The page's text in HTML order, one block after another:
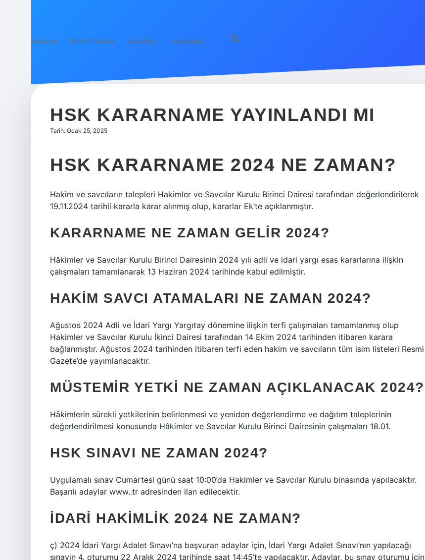
Anasayfa Gizlilik Politikası Yasal Uyarı Hakkımızda
HSK KARARNAME YAYINLANDI MI
Tarih: Ocak 25, 2025
HSK KARARNAME 2024 NE ZAMAN?
Hakim ve savcıların talepleri Hakimler ve Savcılar Kurulu Birinci Dairesi tarafından değerlendirilerek
19.11.2024 tarihli kararla karar alınmış olup, kararlar Ek’te açıklanmıştır.
KARARNAME NE ZAMAN GELIR 2024?
Hâkimler ve Savcılar Kurulu Birinci Dairesinin 2024 yılı adli ve idari yargı esas kararlarına ilişkin
çalışmaları tamamlanarak 13 Haziran 2024 tarihinde kabul edilmiştir.
HAKIM SAVCI ATAMALARI NE ZAMAN 2024?
Ağustos 2024 Adli ve İdari Yargı Yargıtay dönemine ilişkin terfi çalışmaları tamamlanmış olup
Hakimler ve Savcılar Kurulu İkinci Dairesi tarafından 14 Ekim 2024 tarihinden itibaren karara
bağlanmıştır. Ağustos 2024 tarihinden itibaren terfi eden hakim ve savcıların tüm isim listeleri Resmi
Gazete’de yayımlanacaktır.
MÜSTEMIR YETKI NE ZAMAN AÇIKLANACAK 2024?
Hâkimlerin sürekli yetkilerinin belirlenmesi ve yeniden değerlendirme ve dağıtım taleplerinin
değerlendirilmesi konusunda Hâkimler ve Savcılar Kurulu Birinci Dairesinin çalışmaları 18.01.
HSK SINAVI NE ZAMAN 2024?
Uygulamalı sınav Cumartesi günü saat 10:00’da Hakimler ve Savcılar Kurulu binasında yapılacaktır.
Başarılı adaylar www..tr adresinden ilan edilecektir.
İDARI HAKIMLIK 2024 NE ZAMAN?
ç) 2024 İdari Yargı Adalet Sınavı’na başvuran adaylar için, İdari Yargı Adalet Sınavı’nın yapılacağı
sınavın 4. oturumu 22 Aralık 2024 tarihinde saat 14:45’te yapılacaktır. Adaylar, bu sınav oturumu için